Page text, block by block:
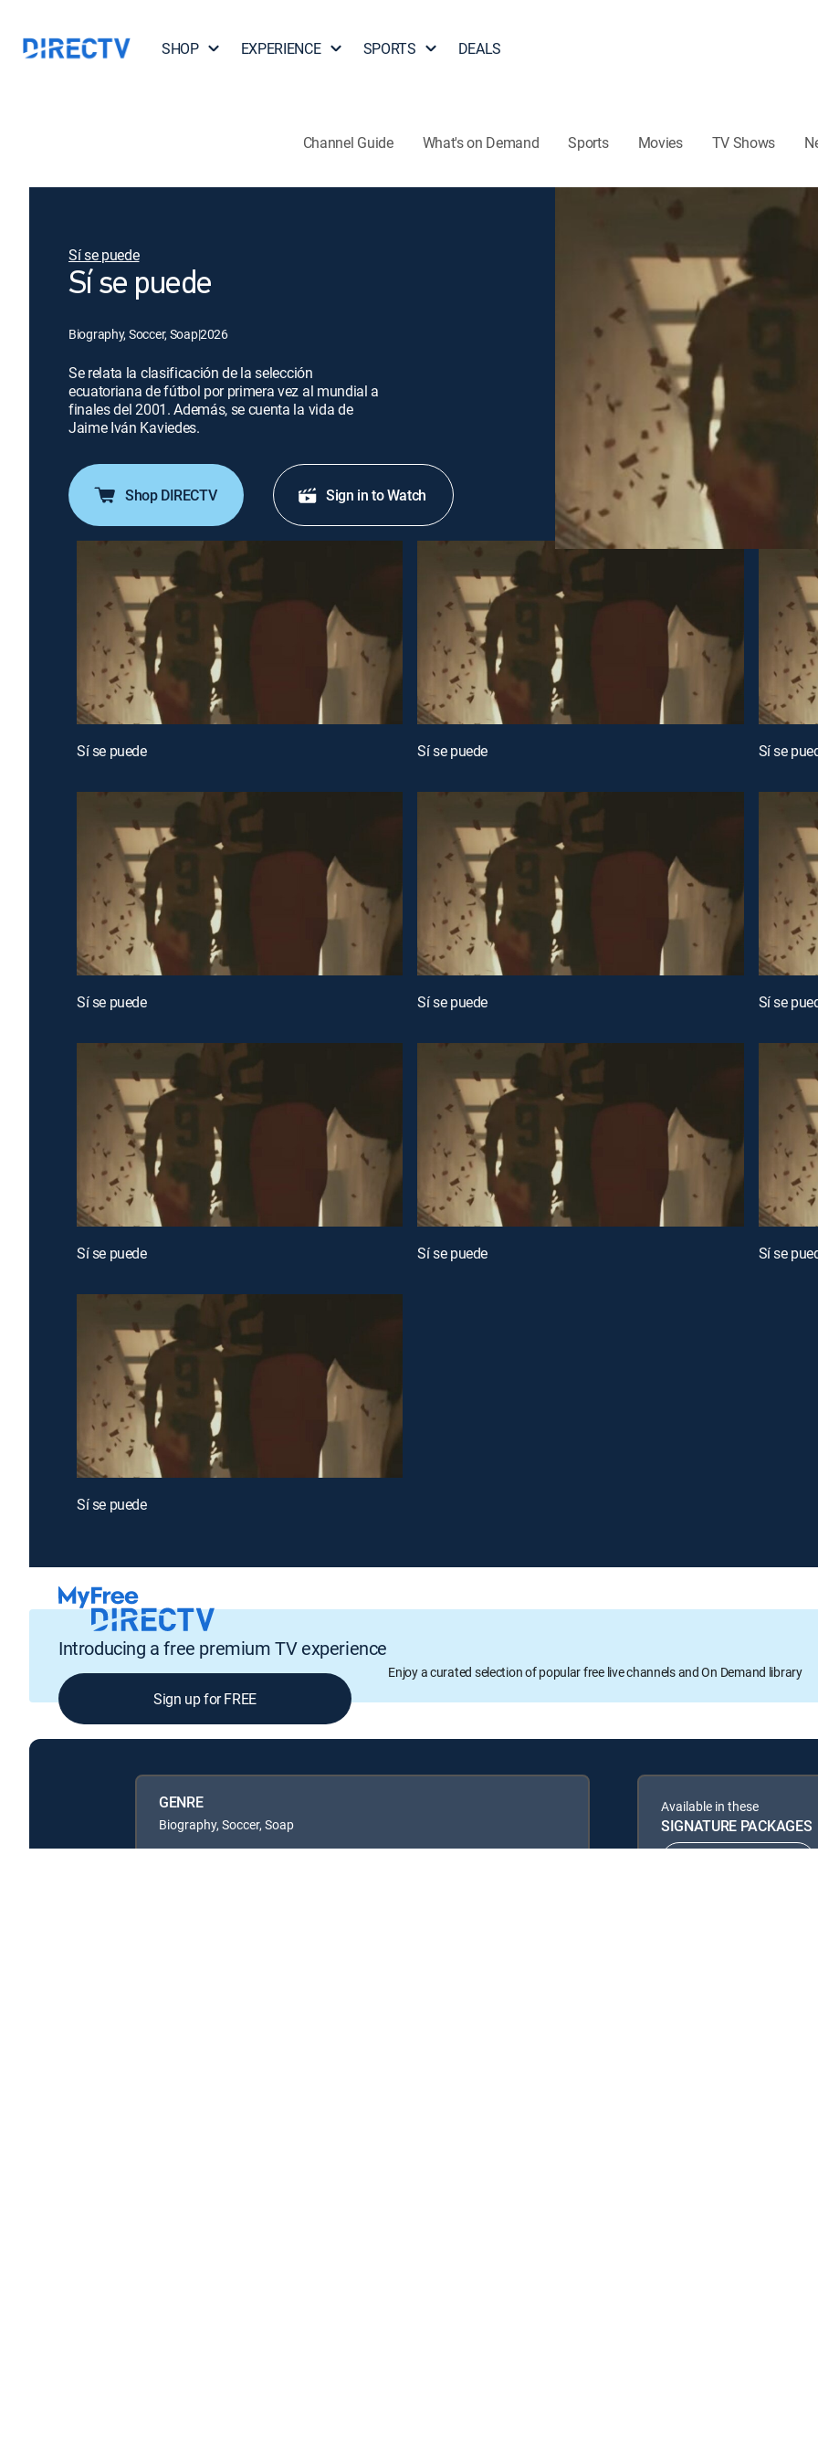
SHOP EXPERIENCE SPORTS DEALS
Channel Guide What's on Demand Sports Movies TV Shows
Sí se puede
Sí se puede
Biography, Soccer, Soap|2026
Se relata la clasificación de la selección
ecuatoriana de fútbol por primera vez al mundial a
finales del 2001. Además, se cuenta la vida de
Jaime Iván Kaviedes.
Shop DIRECTV Sign in to Watch
Sí se puede Sí se puede Sí se
Sí se puede Sí se puede Sí se
Sí se puede Sí se puede Sí se
Sí se puede
Introducing a free premium TV experience
Enjoy a curated selection of popular free live channels and On Demand library
Sign up for FREE
GENRE
Biography, Soccer, Soap
Available in these
SIGNATURE PACKAGES